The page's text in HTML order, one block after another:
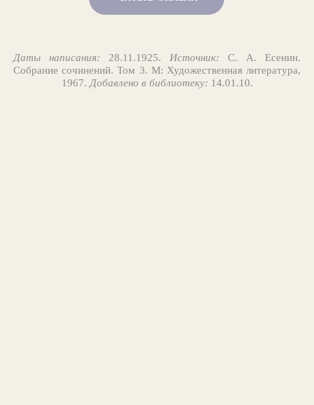
Даты написания: 28.11.1925. Источник: С. А. Есенин.
Собрание сочинений. Том 3. М: Художественная литература,
1967.Добавлено в библиотеку: 14.01.10.